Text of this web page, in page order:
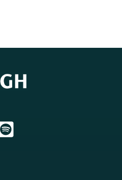
sghsgh
linkedin sgh
youtube sgh
serwisu flickr sgh
do serwisu instagram sgh
do serwisu spotify sgh